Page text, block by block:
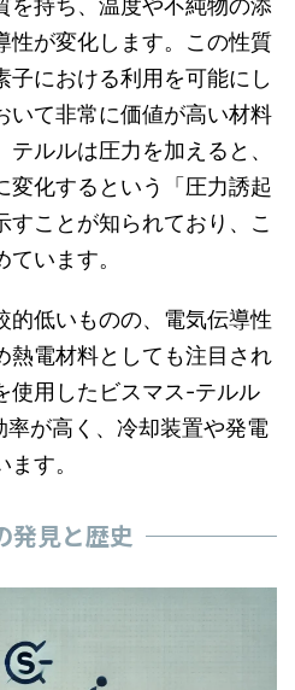
を持ち、温度や不純物の添
性が変化します。この性質
子における利用を可能にし
いて非常に価値が高い材料
ルルは圧力を加えると、
変化するという「圧力誘起
ことが知られており、こ
います。
的低いものの、電気伝導性
熱電材料としても注目され
使用したビスマス-テルル
率が高く、冷却装置や発電
す。
発見と歴史